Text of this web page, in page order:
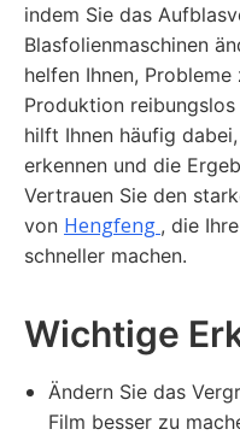
indem Sie das
Blasfolienmaschinen
helfen Ihnen,
Produktion
hilft Ihnen häufig
erkennen und die
Vertrauen Sie den
von Hengfeng , die
schneller machen.
Wichtige
Ändern Sie das
Film besser zu